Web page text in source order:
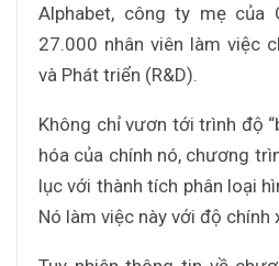
Alphabet, công ty mẹ của
27.000 nhân viên làm việc
và Phát triển (R&D).
Không chỉ vươn tới trình độ
hóa của chính nó, chương
lục với thành tích phân loại
Nó làm việc này với độ chính